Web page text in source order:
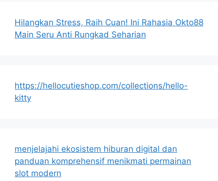
Hilangkan Stress, Raih Cuan! Ini Rahasia Okto88
Main Seru Anti Rungkad Seharian
https://hellocutieshop.com/collections/hello-
kitty
menjelajahi ekosistem hiburan digital dan
panduan komprehensif menikmati permainan
slot modern